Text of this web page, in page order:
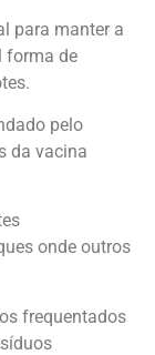
para manter a
forma de
pelo
da vacina
onde outros
frequentados